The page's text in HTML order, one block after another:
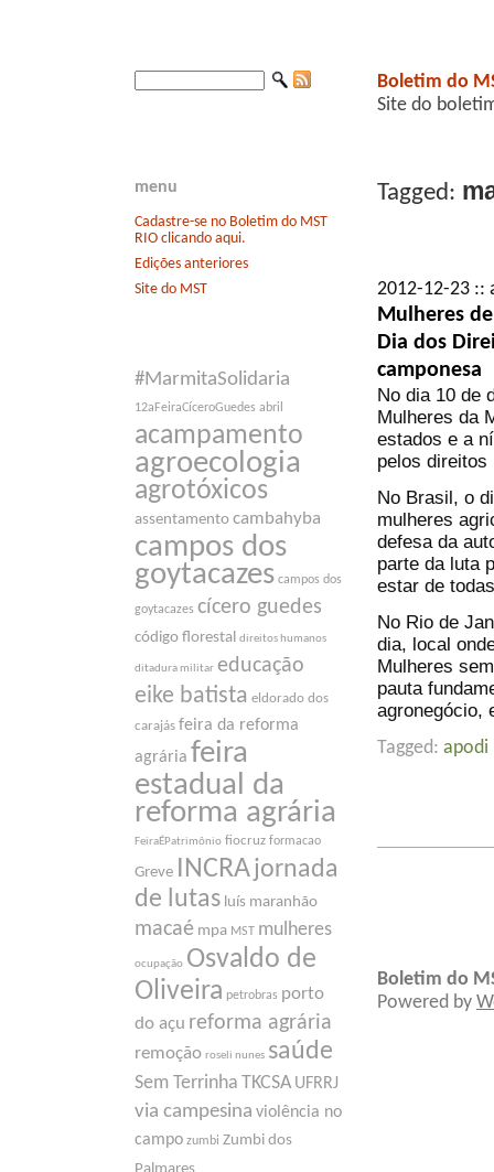
menu
Cadastre-se no Boletim do MST
RIO clicando aqui.
Edições anteriores
Site do MST
#MarmitaSolidaria
12aFeiraCíceroGuedes abril
acampamento
agroecologia
agrotóxicos
assentamento cambahyba
campos dos
goytacazes campos dos
goytacazes cícero guedes
código florestal direitos humanos
ditadura militar educação
eike batista eldorado dos
carajás feira da reforma
agrária feira
estadual da
reforma agrária
FeiraÉPatrimônio fiocruz formacao
Greve INCRA jornada
de lutas luís maranhão
macaé mpa MST mulheres
ocupação Osvaldo de
Oliveira petrobras porto
do açu reforma agrária
remoção roseli nunes saúde
Sem Terrinha TKCSA UFRRJ
via campesina violência no
campo zumbi Zumbi dos
Boletim do
Site do
Tagged:
2012-12-23
Mulheres
Dia dos
camponesa
No dia 10 de
Mulheres da
estados e a
pelos direitos
No Brasil, o
mulheres
defesa da
parte da luta
estar de
No Rio de
dia, local
Mulheres
pauta
agronegócio,
Tagged: apodi
Boletim do
Powered by